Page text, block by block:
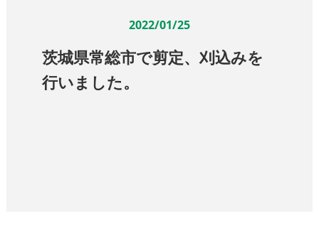
2022/01/25
茨城県常総市で剪定、刈込みを
行いました。